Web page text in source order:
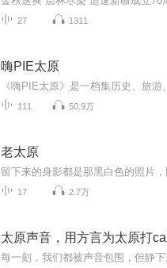
27 1311
嗨PIE太原
111 50.9万
老太原
17 2.7万
太原声音，用方言为太原打call